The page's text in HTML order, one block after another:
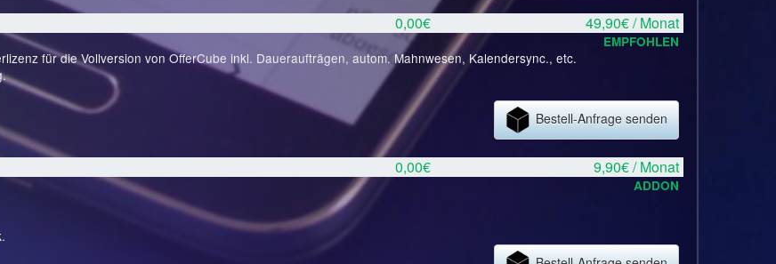
0,00€ 49,90€ / Monat
EMPFOHLEN
für die Vollversion von OfferCube inkl. Daueraufträgen, autom. Mahnwesen, Kalendersync., etc.
Bestell-Anfrage senden
0,00€ 9,90€ / Monat
ADDON